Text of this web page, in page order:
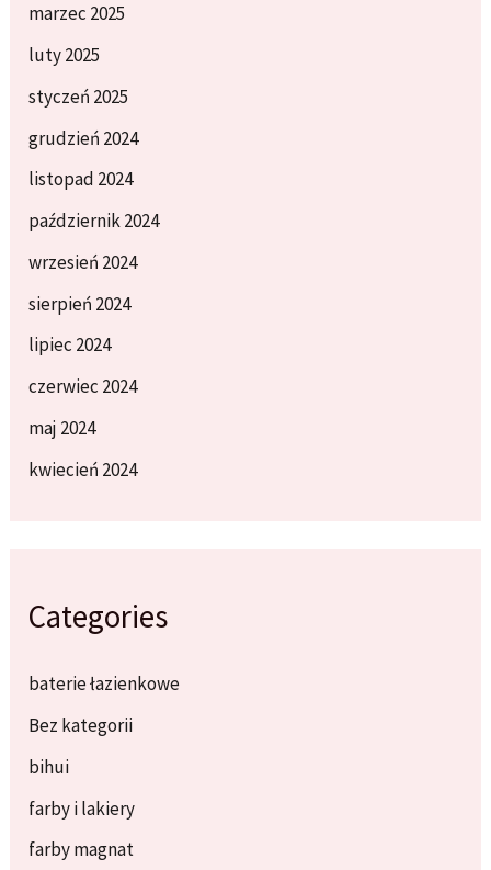
marzec 2025
luty 2025
styczeń 2025
grudzień 2024
listopad 2024
październik 2024
wrzesień 2024
sierpień 2024
lipiec 2024
czerwiec 2024
maj 2024
kwiecień 2024
Categories
baterie łazienkowe
Bez kategorii
bihui
farby i lakiery
farby magnat